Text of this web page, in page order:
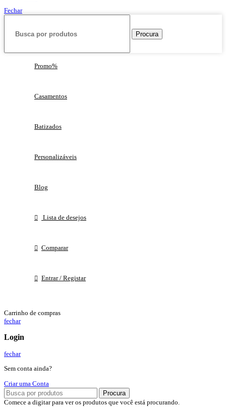
Fechar
Procura
Promo%
Casamentos
Batizados
Personalizáveis
Blog
Lista de desejos
Comparar
Entrar / Registar
Carrinho de compras
fechar
Login
fechar
Sem conta ainda?
Criar uma Conta
Procura
Comece a digitar para ver os produtos que você está procurando.